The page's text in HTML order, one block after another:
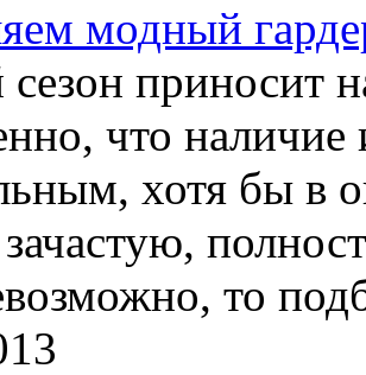
модный
приносит
что наличие
хотя бы в
зачастую,
то